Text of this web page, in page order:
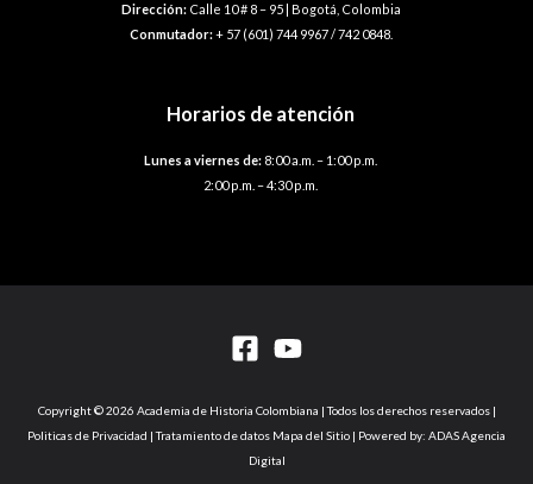
Dirección:Calle 10 # 8 – 95 | Bogotá, Colombia
Conmutador:+ 57 (601) 744 9967 / 742 0848.
Horarios de atención
Lunes a viernes de: 8:00 a.m. – 1:00 p.m.
2:00 p.m. – 4:30 p.m.
Copyright © 2026 Academia de Historia Colombiana | Todos los derechos reservados |
Politicas de Privacidad | Tratamiento de datos Mapa del Sitio | Powered by: ADAS Agencia
Digital